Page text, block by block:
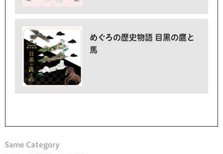
めぐろの歴史物語 目黒の鷹と
馬